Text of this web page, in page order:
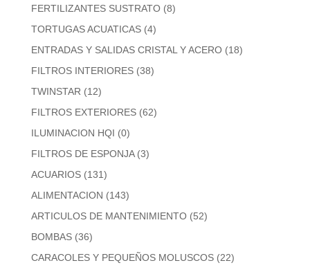
FERTILIZANTES SUSTRATO (8)
TORTUGAS ACUATICAS (4)
ENTRADAS Y SALIDAS CRISTAL Y ACERO (18)
FILTROS INTERIORES (38)
TWINSTAR (12)
FILTROS EXTERIORES (62)
ILUMINACION HQI (0)
FILTROS DE ESPONJA (3)
ACUARIOS (131)
ALIMENTACION (143)
ARTICULOS DE MANTENIMIENTO (52)
BOMBAS (36)
CARACOLES Y PEQUEÑOS MOLUSCOS (22)